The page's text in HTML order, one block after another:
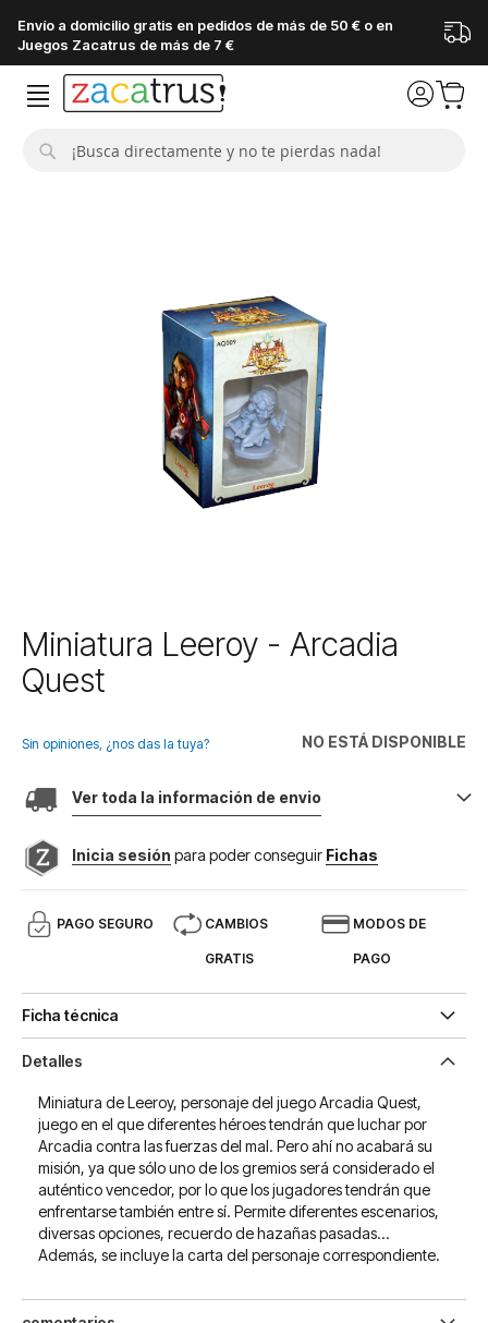
Envío a domicilio gratis en pedidos de más de 50 € o en
Juegos Zacatrus de más de 7 €
Saltar
al
comienzo
de
galería
imágenes
Miniatura Leeroy - Arcadia
Quest
NO ESTÁ DISPONIBLE
Sin opiniones, ¿nos das la tuya?
Ver toda la información de envio
Inicia sesión para poder conseguir Fichas
PAGO SEGURO CAMBIOS
GRATIS
MODOS DE
PAGO
Ficha técnica
Detalles
Miniatura de Leeroy, personaje del juego Arcadia Quest,
juego en el que diferentes héroes tendrán que luchar por
Arcadia contra las fuerzas del mal. Pero ahí no acabará su
misión, ya que sólo uno de los gremios será considerado el
auténtico vencedor, por lo que los jugadores tendrán que
enfrentarse también entre sí. Permite diferentes escenarios,
diversas opciones, recuerdo de hazañas pasadas...
Además, se incluye la carta del personaje correspondiente.